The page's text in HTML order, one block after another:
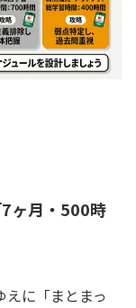
7ヶ月・500時
に「まとまっ